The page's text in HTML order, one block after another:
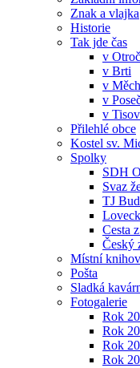
Znak a vlajka
Historie
Tak jde čas
v
v Brti
v
v
v
Přilehlé obce
Kostel sv.
Spolky
SDH
Svaz
TJ
Cesta
Český
Místní
Pošta
Sladká
Fotogalerie
Rok
Rok
Rok
Rok